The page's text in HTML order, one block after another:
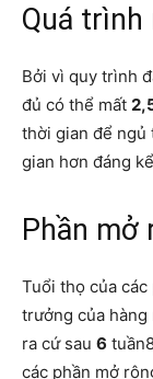
Quá trình
Bởi vì quy trình
đủ có thể mất
thời gian để ngủ
gian hơn đáng
Phần mở
Tuổi thọ của
trưởng của
ra cứ sau 6
các phần mở